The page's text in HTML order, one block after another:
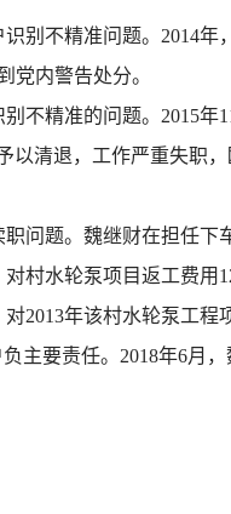
不精准问题。2014年
党内警告处分。
不精准的问题。2015年
清退，工作严重失职
问题。魏继财在担任下
村水轮泵项目返工费
2013年该村水轮泵工
主要责任。2018年6月